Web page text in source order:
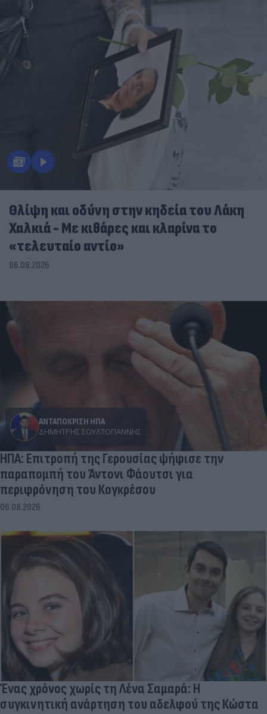
Θλίψη και οδύνη στην κηδεία του Λάκη
Χαλκιά - Με κιθάρες και κλαρίνα το
«τελευταίο αντίο»
06.08.2026
ΑΝΤΑΠΟΚΡΙΣΗ ΗΠΑ
ΔΗΜΉΤΡΗΣ ΣΟΥΛΤΟΓΙΆΝΝΗΣ
ΗΠΑ: Επιτροπή της Γερουσίας ψήφισε την
παραπομπή του Άντονι Φάουτσι για
περιφρόνηση του Κογκρέσου
06.08.2026
Ένας χρόνος χωρίς τη Λένα Σαμαρά: Η
συγκινητική ανάρτηση του αδελφού της Κώστα